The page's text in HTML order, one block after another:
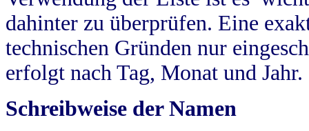
dahinter zu überprüfen. Eine
technischen Gründen nur
erfolgt nach Tag, Monat und Jahr.
Schreibweise der Namen